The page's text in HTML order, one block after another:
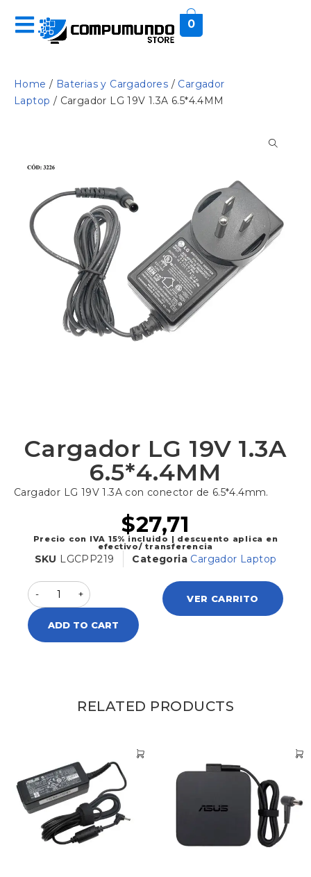
0
Home / Baterias y Cargadores / Cargador
Laptop / Cargador LG 19V 1.3A 6.5*4.4MM
Cargador LG 19V 1.3A
6.5*4.4MM
Cargador LG 19V 1.3A con conector de 6.5*4.4mm.
$27,71
Precio con IVA 15% incluido | descuento aplica en
efectivo/ transferencia
SKU LGCPP219 Categoria Cargador Laptop
ADD TO CART
VER CARRITO
RELATED PRODUCTS